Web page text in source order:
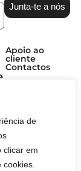
de
clicar em
Junta-te a nós
Apoio ao
cliente
Contactos
Reclamações
|
ajnet.net